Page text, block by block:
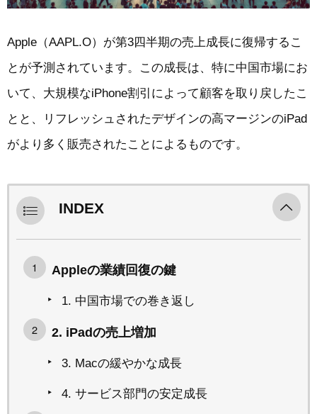
Apple（AAPL.O）が第3四半期の売上成長に復帰するこ
とが予測されています。この成長は、特に中国市場にお
いて、大規模なiPhone割引によって顧客を取り戻したこ
とと、リフレッシュされたデザインの高マージンのiPad
がより多く販売されたことによるものです。
INDEX
Appleの業績回復の鍵
1. 中国市場での巻き返し
2. iPadの売上増加
3. Macの緩やかな成長
4. サービス部門の安定成長